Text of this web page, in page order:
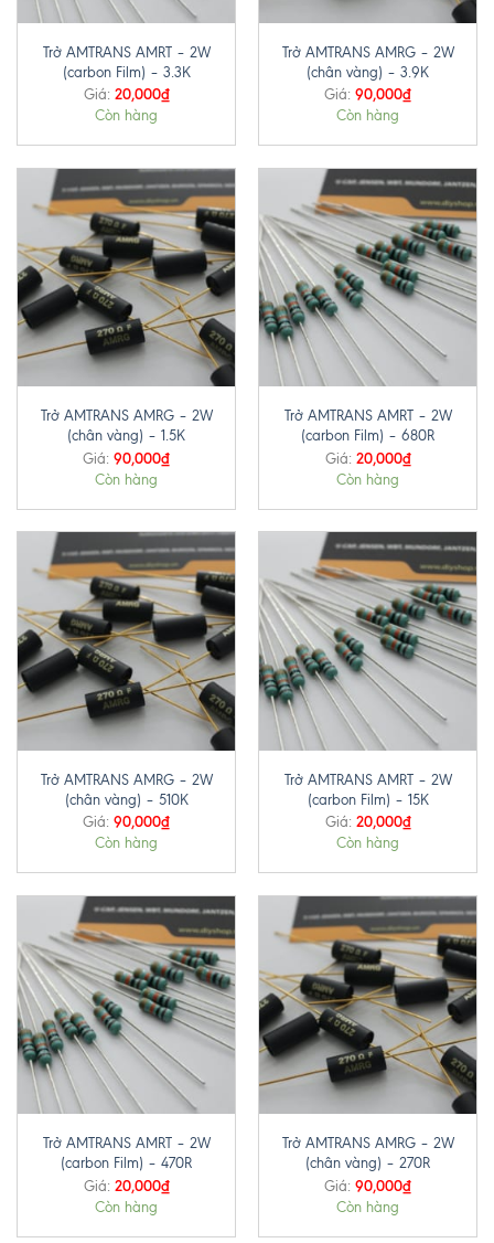
Trở AMTRANS AMRT – 2W
(carbon Film) – 3.3K
Giá: 20,000₫
Còn hàng
Trở AMTRANS AMRG – 2W
(chân vàng) – 3.9K
Giá: 90,000₫
Còn hàng
Trở AMTRANS AMRG – 2W
(chân vàng) – 1.5K
Giá: 90,000₫
Còn hàng
Trở AMTRANS AMRT – 2W
(carbon Film) – 680R
Giá: 20,000₫
Còn hàng
Trở AMTRANS AMRG – 2W
(chân vàng) – 510K
Giá: 90,000₫
Còn hàng
Trở AMTRANS AMRT – 2W
(carbon Film) – 15K
Giá: 20,000₫
Còn hàng
Trở AMTRANS AMRT – 2W
(carbon Film) – 470R
Giá: 20,000₫
Còn hàng
Trở AMTRANS AMRG – 2W
(chân vàng) – 270R
Giá: 90,000₫
Còn hàng